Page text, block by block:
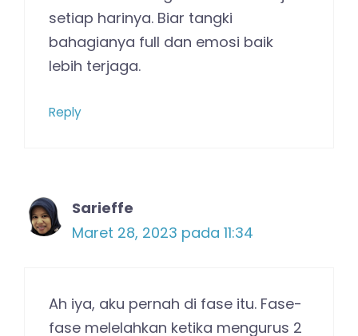
setiap harinya. Biar tangki
bahagianya full dan emosi baik
lebih terjaga.
Reply
Sarieffe
Maret 28, 2023 pada 11:34
Ah iya, aku pernah di fase itu. Fase-
fase melelahkan ketika mengurus 2